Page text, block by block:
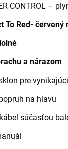
CONTROL –
To Red-
a nárazom
pre
na hlavu
súčasťou